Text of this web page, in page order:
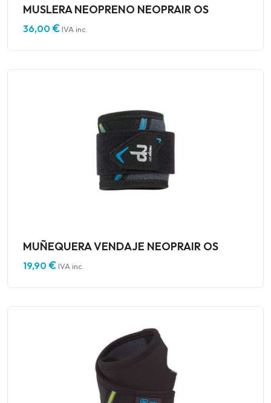
MUSLERA NEOPRENO NEOPRAIR OS
36,00€IVA inc.
MUÑEQUERA VENDAJE NEOPRAIR OS
19,90€IVA inc.